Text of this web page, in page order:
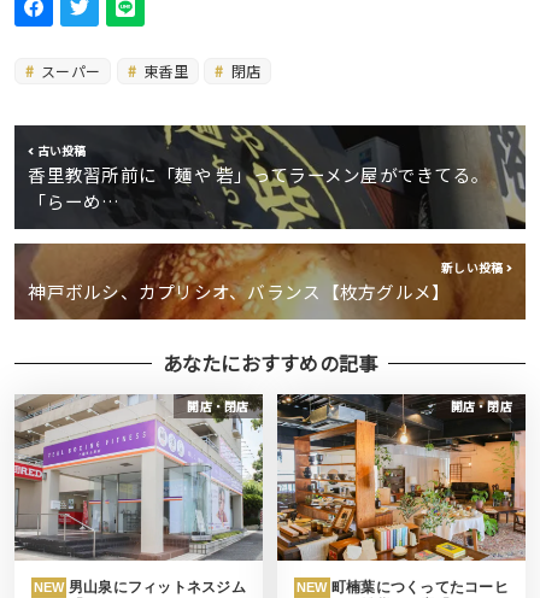
スーパー 東香里 閉店
古い投稿
香里教習所前に「麺や 砦」ってラーメン屋ができてる。
「らーめ…
新しい投稿
神戸ボルシ、カプリシオ、バランス【枚方グルメ】
あなたにおすすめの記事
開店・閉店
NEW 男山泉にフィットネスジム
開店・閉店
NEW 町楠葉につくってたコーヒ